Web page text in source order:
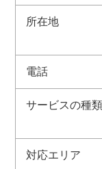
所在地
電話
サービスの種類
対応エリア